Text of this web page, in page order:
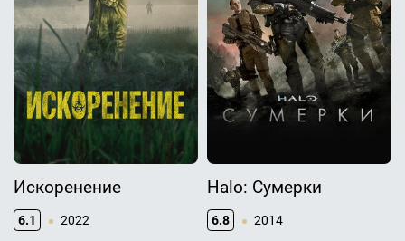
Искоренение
6.1 2022
Halo: Сумерки
6.8 2014